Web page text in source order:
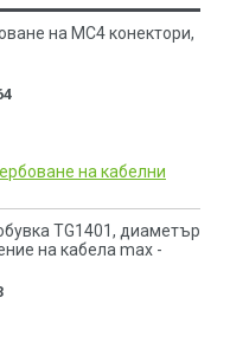
на MC4 конектори,
на кабелни
TG1401, диаметър
на кабела max -